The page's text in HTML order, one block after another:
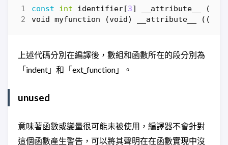
const int identifier[3] __attribute__ ((
void myfunction (void) __attribute__ ((
上述代碼分別在編譯後，數組和函數所在的段分別為
「indent」和「ext_function」。
unused
意味著函數或變量很可能未被使用，編譯器不會針對
這個函數產生警告，可以將其聲明在在函數實現中沒